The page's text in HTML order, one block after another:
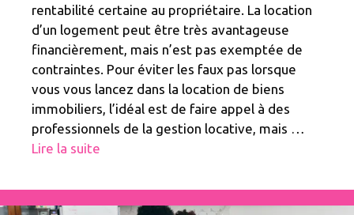
rentabilité certaine au propriétaire. La location
d’un logement peut être très avantageuse
financièrement, mais n’est pas exemptée de
contraintes. Pour éviter les faux pas lorsque
vous vous lancez dans la location de biens
immobiliers, l’idéal est de faire appel à des
professionnels de la gestion locative, mais …
Lire la suite